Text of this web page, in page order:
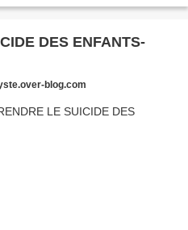
DES ENFANTS-
blog.com